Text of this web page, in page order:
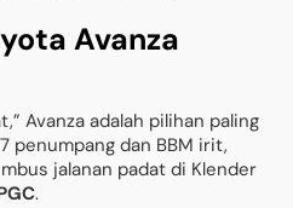
Avanza
Avanza adalah pilihan paling
penumpang dan BBM irit,
jalanan padat di Klender
.